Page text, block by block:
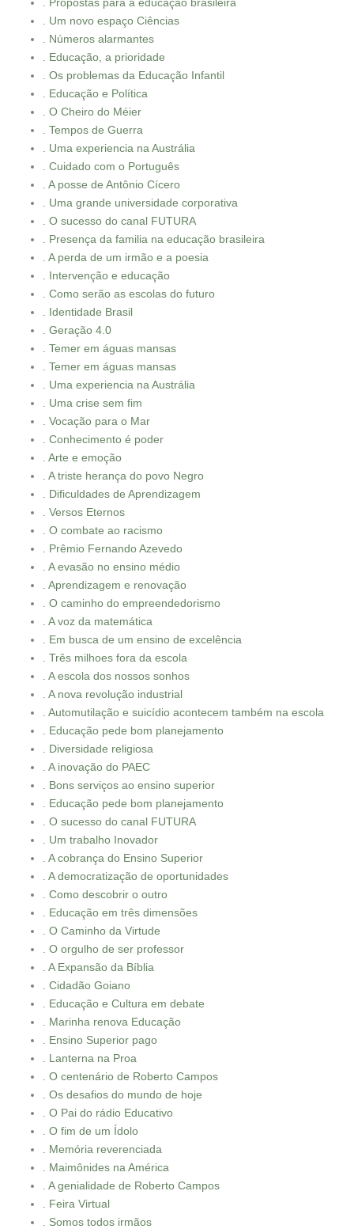
. Um novo espaço Ciências
. Números alarmantes
. Educação, a prioridade
. Os problemas da Educação Infantil
. Educação e Política
. O Cheiro do Méier
. Tempos de Guerra
. Uma experiencia na Austrália
. Cuidado com o Português
. A posse de Antônio Cícero
. Uma grande universidade corporativa
. O sucesso do canal FUTURA
. Presença da familia na educação brasileira
. A perda de um irmão e a poesia
. Intervenção e educação
. Como serão as escolas do futuro
. Identidade Brasil
. Geração 4.0
. Temer em águas mansas
. Temer em águas mansas
. Uma experiencia na Austrália
. Uma crise sem fim
. Vocação para o Mar
. Conhecimento é poder
. Arte e emoção
. A triste herança do povo Negro
. Dificuldades de Aprendizagem
. Versos Eternos
. O combate ao racismo
. Prêmio Fernando Azevedo
. A evasão no ensino médio
. Aprendizagem e renovação
. O caminho do empreendedorismo
. A voz da matemática
. Em busca de um ensino de excelência
. Três milhoes fora da escola
. A escola dos nossos sonhos
. A nova revolução industrial
. Automutilação e suicídio acontecem também na escola
. Educação pede bom planejamento
. Diversidade religiosa
. A inovação do PAEC
. Bons serviços ao ensino superior
. Educação pede bom planejamento
. O sucesso do canal FUTURA
. Um trabalho Inovador
. A cobrança do Ensino Superior
. A democratização de oportunidades
. Como descobrir o outro
. Educação em três dimensões
. O Caminho da Virtude
. O orgulho de ser professor
. A Expansão da Bíblia
. Cidadão Goiano
. Educação e Cultura em debate
. Marinha renova Educação
. Ensino Superior pago
. Lanterna na Proa
. O centenário de Roberto Campos
. Os desafios do mundo de hoje
. O Pai do rádio Educativo
. O fim de um Ídolo
. Memória reverenciada
. Maimônides na América
. A genialidade de Roberto Campos
. Feira Virtual
. Somos todos irmãos